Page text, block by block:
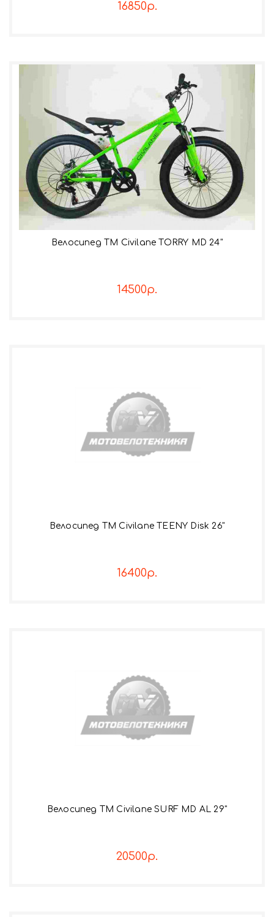
16850р.
Велосипед TM Civilane TORRY MD 24"
14500р.
Велосипед TM Civilane TEENY Disk 26"
16400р.
Велосипед TM Civilane SURF MD AL 29"
20500р.